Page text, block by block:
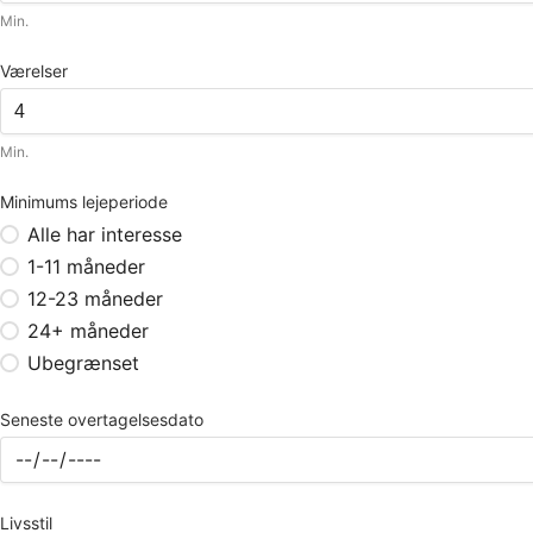
Min.
Værelser
Min.
Minimums lejeperiode
Alle har interesse
1-11 måneder
12-23 måneder
24+ måneder
Ubegrænset
Seneste overtagelsesdato
Livsstil